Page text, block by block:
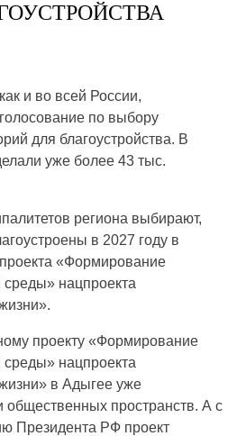
и во всей России,
по выбору
для благоустройства. В
уже более 43 тыс.
региона выбирают,
в 2027 году в
«Формирование
нацпроекта
проекту «Формирование
нацпроекта
в Адыгее уже
общественных пространств. А с
Президента РФ проект